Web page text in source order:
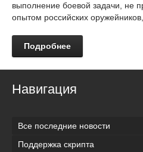
выполнение боевой задачи, не
опытом российских оружейников,
Подробнее
Навигация
Все последние новости
Поддержка скрипта